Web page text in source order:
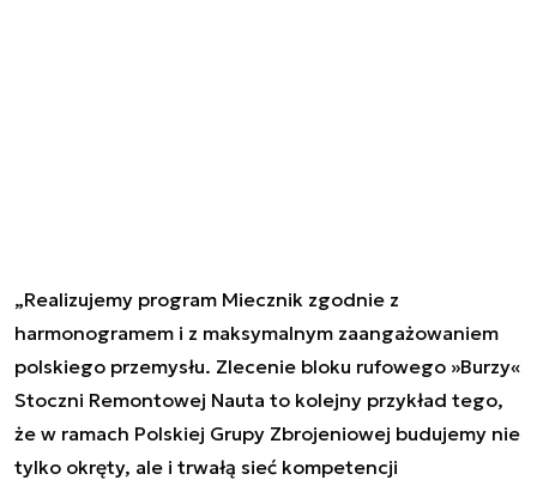
„Realizujemy program Miecznik zgodnie z
harmonogramem i z maksymalnym zaangażowaniem
polskiego przemysłu. Zlecenie bloku rufowego »Burzy«
Stoczni Remontowej Nauta to kolejny przykład tego,
że w ramach Polskiej Grupy Zbrojeniowej budujemy nie
tylko okręty, ale i trwałą sieć kompetencji